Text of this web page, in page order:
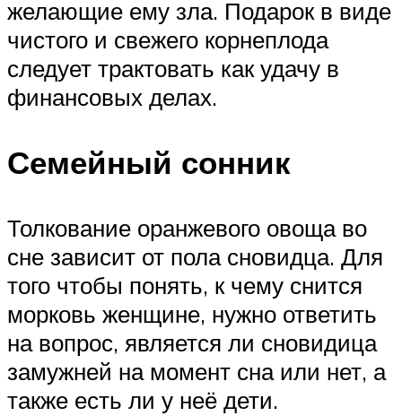
желающие ему зла. Подарок в виде
чистого и свежего корнеплода
следует трактовать как удачу в
финансовых делах.
Семейный сонник
Толкование оранжевого овоща во
сне зависит от пола сновидца. Для
того чтобы понять, к чему снится
морковь женщине, нужно ответить
на вопрос, является ли сновидица
замужней на момент сна или нет, а
также есть ли у неё дети.